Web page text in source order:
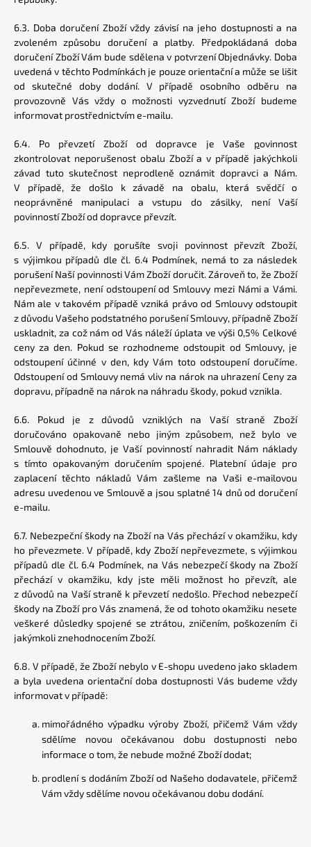
6.3. Doba doručení Zboží vždy závisí na jeho dostupnosti a na
zvoleném způsobu doručení a platby. Předpokládaná doba
doručení Zboží Vám bude sdělena v potvrzení Objednávky. Doba
uvedená v těchto Podmínkách je pouze orientační a může se lišit
od skutečné doby dodání. V případě osobního odběru na
provozovně Vás vždy o možnosti vyzvednutí Zboží budeme
informovat prostřednictvím e-mailu.
6.4. Po převzetí Zboží od dopravce je Vaše povinnost
zkontrolovat neporušenost obalu Zboží a v případě jakýchkoli
závad tuto skutečnost neprodleně oznámit dopravci a Nám.
V případě, že došlo k závadě na obalu, která svědčí o
neoprávněné manipulaci a vstupu do zásilky, není Vaší
povinností Zboží od dopravce převzít.
6.5. V případě, kdy porušíte svoji povinnost převzít Zboží,
s výjimkou případů dle čl. 6.4 Podmínek, nemá to za následek
porušení Naší povinnosti Vám Zboží doručit. Zároveň to, že Zboží
nepřevezmete, není odstoupení od Smlouvy mezi Námi a Vámi.
Nám ale v takovém případě vzniká právo od Smlouvy odstoupit
z důvodu Vašeho podstatného porušení Smlouvy, případně Zboží
uskladnit, za což nám od Vás náleží úplata ve výši 0,5% Celkové
ceny za den. Pokud se rozhodneme odstoupit od Smlouvy, je
odstoupení účinné v den, kdy Vám toto odstoupení doručíme.
Odstoupení od Smlouvy nemá vliv na nárok na uhrazení Ceny za
dopravu, případně na nárok na náhradu škody, pokud vznikla.
6.6. Pokud je z důvodů vzniklých na Vaší straně Zboží
doručováno opakovaně nebo jiným způsobem, než bylo ve
Smlouvě dohodnuto, je Vaší povinností nahradit Nám náklady
s tímto opakovaným doručením spojené. Platební údaje pro
zaplacení těchto nákladů Vám zašleme na Vaši e-mailovou
adresu uvedenou ve Smlouvě a jsou splatné 14 dnů od doručení
e-mailu.
6.7. Nebezpeční škody na Zboží na Vás přechází v okamžiku, kdy
ho převezmete. V případě, kdy Zboží nepřevezmete, s výjimkou
případů dle čl. 6.4 Podmínek, na Vás nebezpečí škody na Zboží
přechází v okamžiku, kdy jste měli možnost ho převzít, ale
z důvodů na Vaší straně k převzetí nedošlo. Přechod nebezpečí
škody na Zboží pro Vás znamená, že od tohoto okamžiku nesete
veškeré důsledky spojené se ztrátou, zničením, poškozením či
jakýmkoli znehodnocením Zboží.
6.8. V případě, že Zboží nebylo v E-shopu uvedeno jako skladem
a byla uvedena orientační doba dostupnosti Vás budeme vždy
informovat v případě:
mimořádného výpadku výroby Zboží, přičemž Vám vždy
sdělíme novou očekávanou dobu dostupnosti nebo
informace o tom, že nebude možné Zboží dodat;
prodlení s dodáním Zboží od Našeho dodavatele, přičemž
Vám vždy sdělíme novou očekávanou dobu dodání.